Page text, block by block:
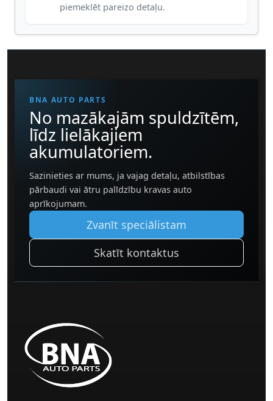
piemeklēt pareizo detaļu.
BNA AUTO PARTS
No mazākajām spuldzītēm,
līdz lielākajiem
akumulatoriem.
Sazinieties ar mums, ja vajag detaļu, atbilstības
pārbaudi vai ātru palīdzību kravas auto
aprīkojumam.
Zvanīt speciālistam
Skatīt kontaktus